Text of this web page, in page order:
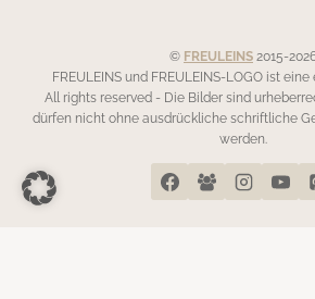
© FREULEINS 2015-
FREULEINS und FREULEINS-LOGO ist
All rights reserved - Die Bilder sind
dürfen nicht ohne ausdrückliche schriftliche
werden.